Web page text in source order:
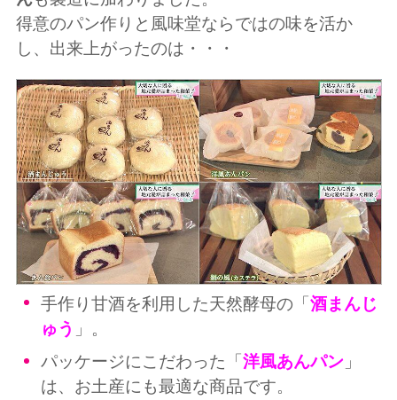
得意のパン作りと風味堂ならではの味を活か
し、出来上がったのは・・・
手作り甘酒を利用した天然酵母の「酒まんじ
ゅう 」。
パッケージにこだわった「洋風あんパン 」
は、お土産にも最適な商品です。